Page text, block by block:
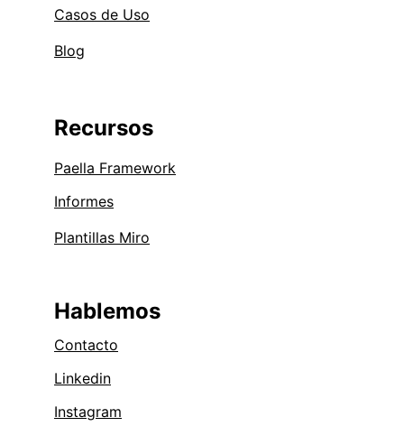
Recursos
Hablemos
Linkedin
Plantillas Miro
Paella Framework
Blog
Informes
Contacto
Instagram
Casos de Uso